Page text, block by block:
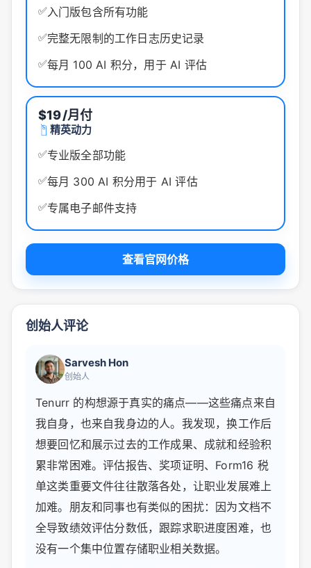
✅入门版包含所有功能
✅完整无限制的工作日志历史记录
✅每月 100 AI 积分，用于 AI 评估
$19/月付
精英动力
✅专业版全部功能
✅每月 300 AI 积分用于 AI 评估
✅专属电子邮件支持
查看官网价格
创始人评论
Sarvesh Hon
创始人
Tenurr 的构想源于真实的痛点——这些痛点来自
我自身，也来自我身边的人。我发现，换工作后
想要回忆和展示过去的工作成果、成就和经验积
累非常困难。评估报告、奖项证明、Form16 税
单这类重要文件往往散落各处，让职业发展难上
加难。朋友和同事也有类似的困扰：因为文档不
全导致绩效评估分数低，跟踪求职进度困难，也
没有一个集中位置存储职业相关数据。